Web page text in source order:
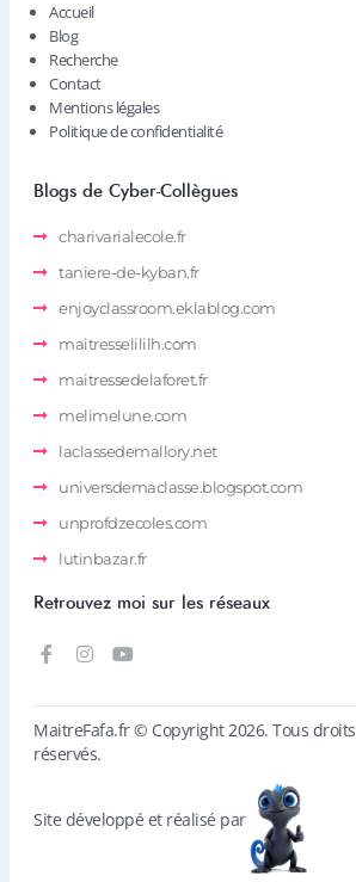
Accueil
Blog
Recherche
Contact
Mentions légales
Politique de confidentialité
Blogs de Cyber-Collègues
charivarialecole.fr
taniere-de-kyban.fr
enjoyclassroom.eklablog.com
maitresselililh.com
maitressedelaforet.fr
melimelune.com
laclassedemallory.net
universdemaclasse.blogspot.com
unprofdzecoles.com
lutinbazar.fr
Retrouvez moi sur les réseaux
MaitreFafa.fr © Copyright 2026. Tous droits
réservés.
Site développé et réalisé par